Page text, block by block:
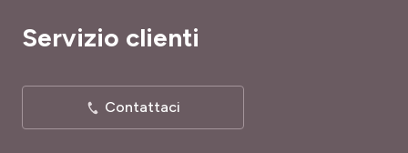
Servizio clienti
Contattaci